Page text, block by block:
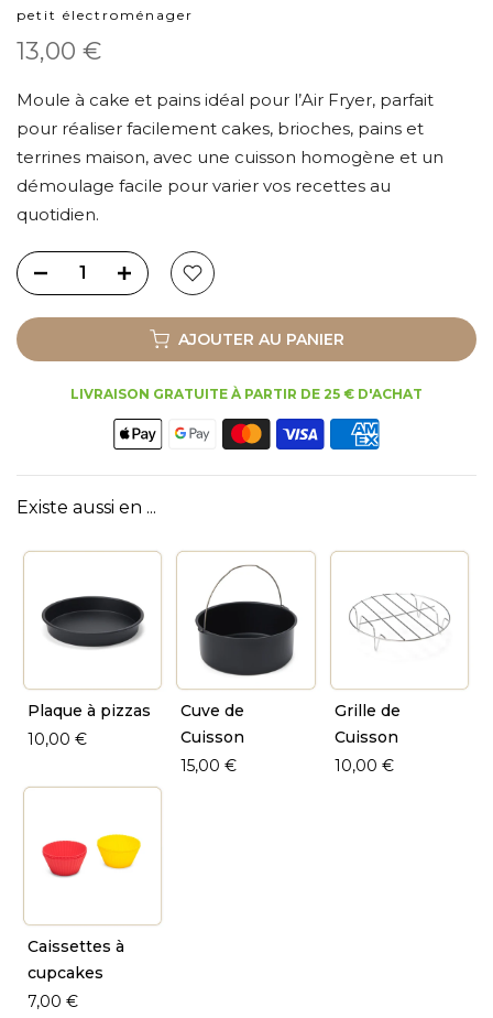
petit électroménager
13,00 €
Moule à cake et pains idéal pour l’Air Fryer, parfait
pour réaliser facilement cakes, brioches, pains et
terrines maison, avec une cuisson homogène et un
démoulage facile pour varier vos recettes au
quotidien.
AJOUTER AU PANIER
LIVRAISON GRATUITE À PARTIR DE 25 € D'ACHAT
Existe aussi en ...
Plaque à pizzas
10,00 €
Cuve de
Cuisson
15,00 €
Grille de
Cuisson
10,00 €
Caissettes à
cupcakes
7,00 €